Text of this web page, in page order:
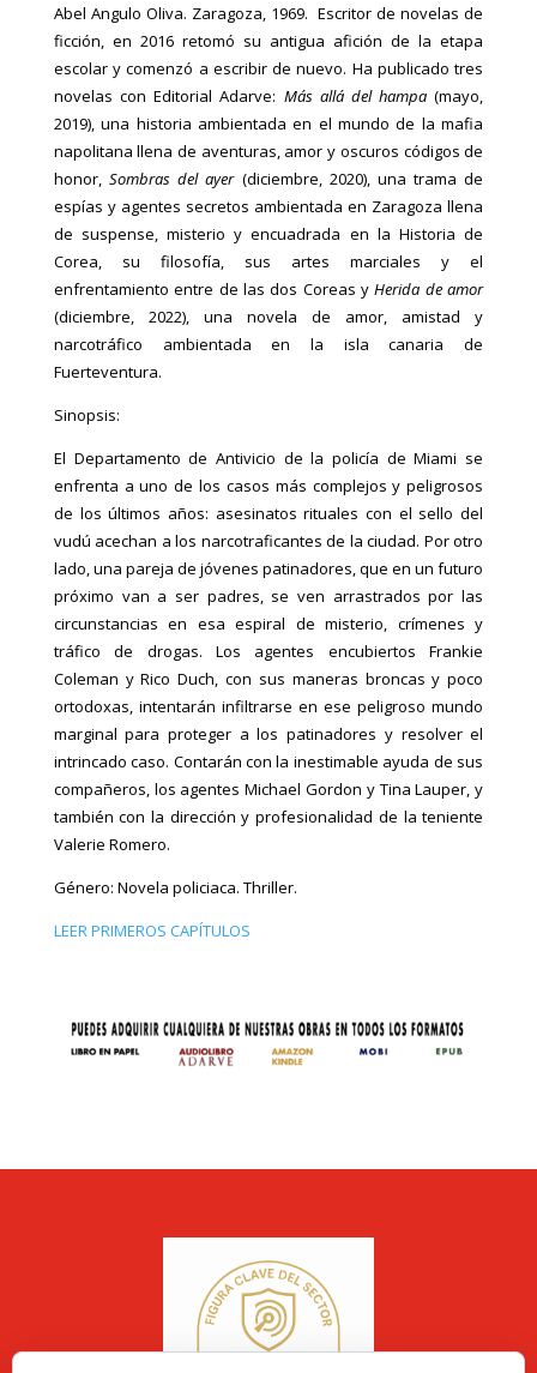
Abel Angulo Oliva. Zaragoza, 1969. Escritor de novelas de
ficción, en 2016 retomó su antigua afición de la etapa
escolar y comenzó a escribir de nuevo. Ha publicado tres
novelas con Editorial Adarve: Más allá del hampa (mayo,
2019), una historia ambientada en el mundo de la mafia
napolitana llena de aventuras, amor y oscuros códigos de
honor, Sombras del ayer(diciembre, 2020), una trama de
espías y agentes secretos ambientada en Zaragoza llena
de suspense, misterio y encuadrada en la Historia de
Corea, su filosofía, sus artes marciales y el
enfrentamiento entre de las dos Coreas yHerida de amor
(diciembre, 2022), una novela de amor, amistad y
narcotráfico ambientada en la isla canaria de
Fuerteventura.
Sinopsis:
El Departamento de Antivicio de la policía de Miami se
enfrenta a uno de los casos más complejos y peligrosos
de los últimos años: asesinatos rituales con el sello del
vudú acechan a los narcotraficantes de la ciudad. Por otro
lado, una pareja de jóvenes patinadores, que en un futuro
próximo van a ser padres, se ven arrastrados por las
circunstancias en esa espiral de misterio, crímenes y
tráfico de drogas. Los agentes encubiertos Frankie
Coleman y Rico Duch, con sus maneras broncas y poco
ortodoxas, intentarán infiltrarse en ese peligroso mundo
marginal para proteger a los patinadores y resolver el
intrincado caso. Contarán con la inestimable ayuda de sus
compañeros, los agentes Michael Gordon y Tina Lauper, y
también con la dirección y profesionalidad de la teniente
Valerie Romero.
Género: Novela policiaca. Thriller.
LEER PRIMEROS CAPÍTULOS